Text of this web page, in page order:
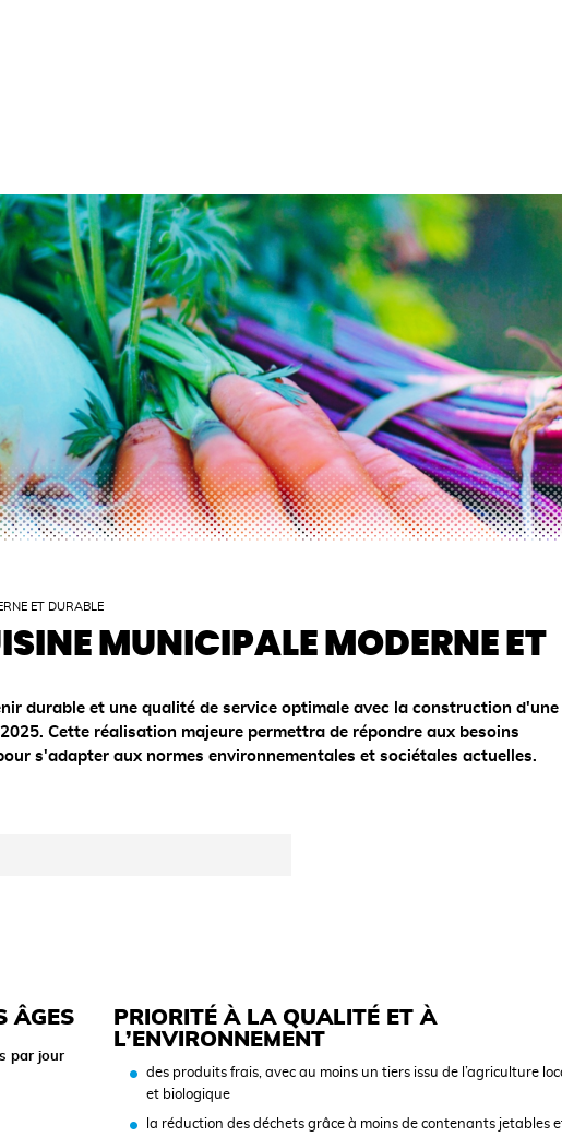
ET DURABLE
MUNICIPALE MODERNE ET
durable et une qualité de service optimale avec la construction d'une
Cette réalisation majeure permettra de répondre aux besoins
s'adapter aux normes environnementales et sociétales actuelles.
ÂGES
par jour
PRIORITÉ À LA QUALITÉ ET À
L’ENVIRONNEMENT
des produits frais, avec au moins un tiers issu de l’agriculture
et biologique
la réduction des déchets grâce à moins de contenants jetables